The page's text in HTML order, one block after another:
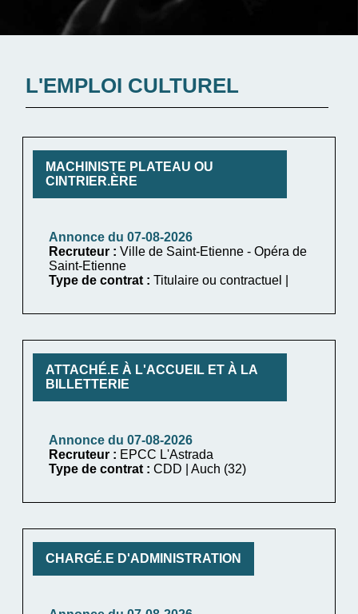
L'EMPLOI CULTUREL
MACHINISTE PLATEAU OU
CINTRIER.ÈRE
Annonce du 07-08-2026
Recruteur : Ville de Saint-Etienne - Opéra de
Saint-Etienne
Type de contrat : Titulaire ou contractuel |
ATTACHÉ.E À L'ACCUEIL ET À LA
BILLETTERIE
Annonce du 07-08-2026
Recruteur : EPCC L'Astrada
Type de contrat : CDD | Auch (32)
CHARGÉ.E D'ADMINISTRATION